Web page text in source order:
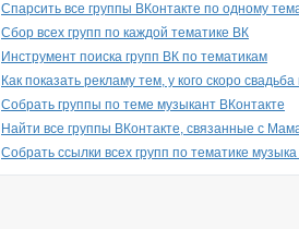
Спарсить все группы ВКонтакте по одному
Сбор всех групп по каждой тематике ВК
Инструмент поиска групп ВК по тематикам
Как показать рекламу тем, у кого скоро
Собрать группы по теме музыкант ВКонтакте
Найти все группы ВКонтакте, связанные с
Собрать ссылки всех групп по тематике